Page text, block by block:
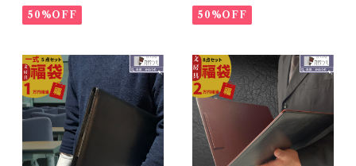
相当 お試し メンズ福袋 ビジネ
スアイテム 訳あり アウトレット
50%OFF
購入不可】
50%OFF